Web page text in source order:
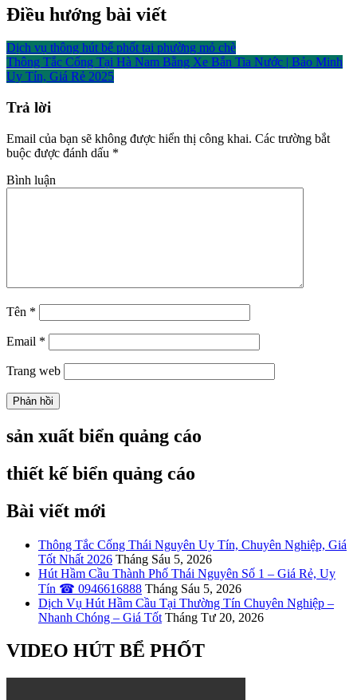
Điều hướng bài viết
Dịch vụ thông hút bể phốt tại phường mỏ chè
Thông Tắc Cống Tại Hà Nam Bằng Xe Bắn Tia Nước | Bảo Minh
Uy Tín, Giá Rẻ 2025
Trả lời
Email của bạn sẽ không được hiển thị công khai. Các trường bắt
buộc được đánh dấu *
Bình luận
Tên *
Email *
Trang web
sản xuất biển quảng cáo
thiết kế biển quảng cáo
Bài viết mới
Thông Tắc Cống Thái Nguyên Uy Tín, Chuyên Nghiệp, Giá
Tốt Nhất 2026 Tháng Sáu 5, 2026
Hút Hầm Cầu Thành Phố Thái Nguyên Số 1 – Giá Rẻ, Uy
Tín ☎ 0946616888 Tháng Sáu 5, 2026
Dịch Vụ Hút Hầm Cầu Tại Thường Tín Chuyên Nghiệp –
Nhanh Chóng – Giá Tốt Tháng Tư 20, 2026
VIDEO HÚT BỂ PHỐT